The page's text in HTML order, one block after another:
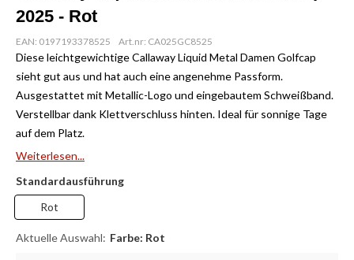
2025 - Rot
EAN: 0197193378525 Art.nr: CA025GC8525
Diese leichtgewichtige Callaway Liquid Metal Damen Golfcap
sieht gut aus und hat auch eine angenehme Passform.
Ausgestattet mit Metallic-Logo und eingebautem Schweißband.
Verstellbar dank Klettverschluss hinten. Ideal für sonnige Tage
auf dem Platz.
Weiterlesen...
Standardausführung
Rot
Aktuelle Auswahl: Farbe: Rot